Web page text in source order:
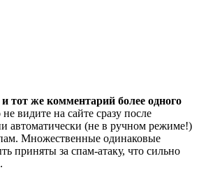
тот же комментарий более одного
видите на сайте сразу после
автоматически (не в ручном режиме!)
Множественные одинаковые
приняты за спам-атаку, что сильно